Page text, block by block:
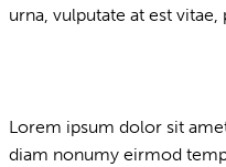
urna, vulputate at est
Lorem ipsum dolor sit
diam nonumy eirmod